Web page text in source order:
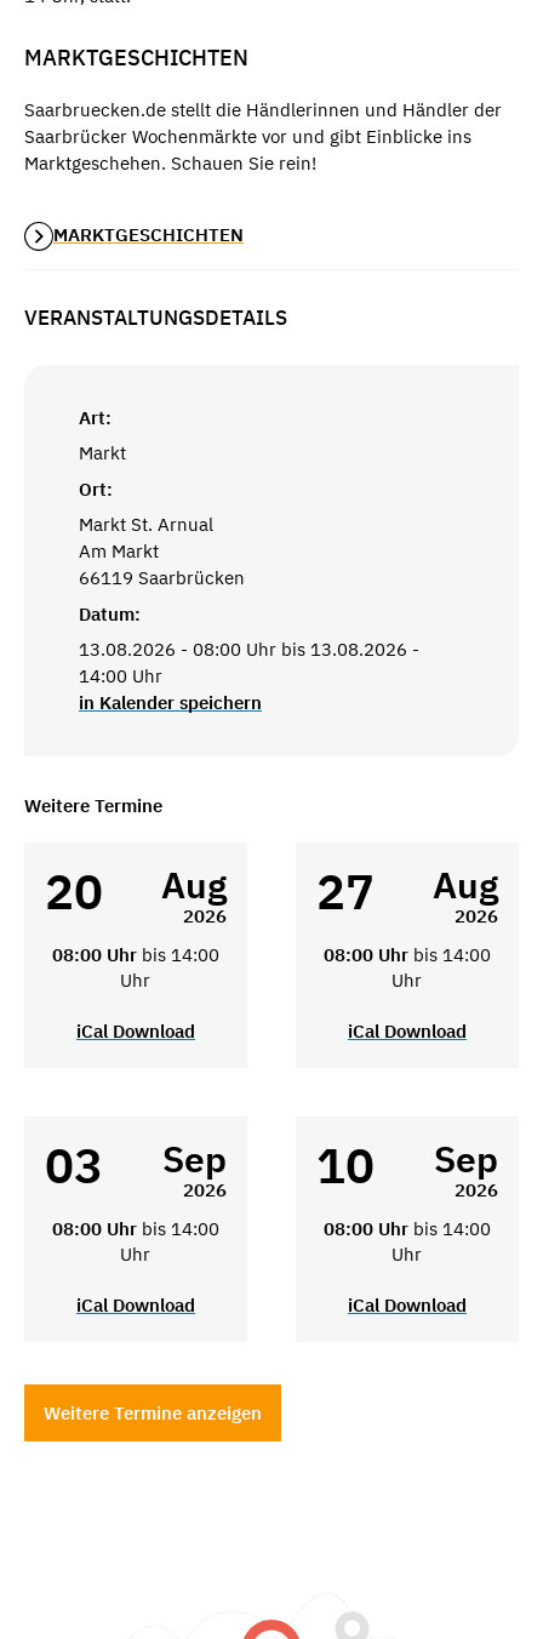
MARKTGESCHICHTEN
Saarbruecken.de stellt die Händlerinnen und Händler der
Saarbrücker Wochenmärkte vor und gibt Einblicke ins
Marktgeschehen. Schauen Sie rein!
MARKTGESCHICHTEN
VERANSTALTUNGSDETAILS
Art:
Markt
Ort:
Markt St. Arnual
Am Markt
66119 Saarbrücken
Datum:
13.08.2026 - 08:00 Uhr bis 13.08.2026 -
14:00 Uhr
in Kalender speichern
Weitere Termine
20 Aug
2026
08:00 Uhr bis 14:00
Uhr
iCal Download
27 Aug
2026
08:00 Uhr bis 14:00
Uhr
iCal Download
03 Sep
2026
08:00 Uhr bis 14:00
Uhr
iCal Download
10 Sep
2026
08:00 Uhr bis 14:00
Uhr
iCal Download
Weitere Termine anzeigen